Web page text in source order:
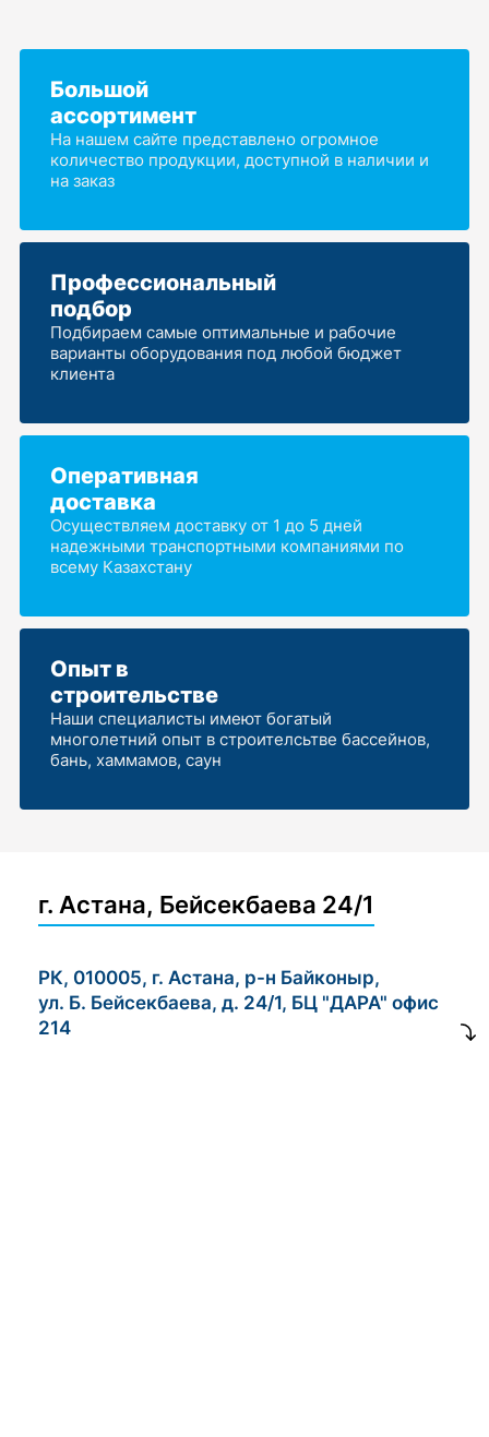
Большой
ассортимент
На нашем сайте представлено огромное
количество продукции, доступной в наличии и
на заказ
Профессиональный
подбор
Подбираем самые оптимальные и рабочие
варианты оборудования под любой бюджет
клиента
Оперативная
доставка
Осуществляем доставку от 1 до 5 дней
надежными транспортными компаниями по
всему Казахстану
Опыт в
строительстве
Наши специалисты имеют богатый
многолетний опыт в строителсьтве бассейнов,
бань, хаммамов, саун
г. Астана, Бейсекбаева 24/1
РК, 010005, г. Астана, р-н Байконыр,
ул. Б. Бейсекбаева, д. 24/1, БЦ "ДАРА" офис
214